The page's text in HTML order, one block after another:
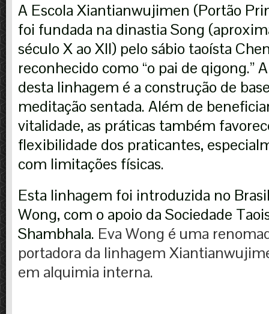
A Escola Xiantianwujimen (Portão
foi fundada na dinastia Song
século X ao XII) pelo sábio taoísta
reconhecido como “o pai de qigong.”
desta linhagem é a construção de
meditação sentada. Além de
vitalidade, as práticas também
flexibilidade dos praticantes,
com limitações físicas.
Esta linhagem foi introduzida no
Wong, com o apoio da Sociedade
Shambhala. Eva Wong é uma
portadora da linhagem
em alquimia interna.